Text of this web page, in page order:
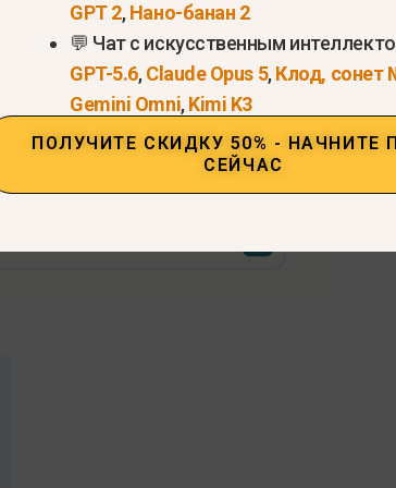
GPT 2,Нано-банан 2
💬 Чат с искусственным
GPT-5.6,Claude Opus 5,Клод, сонет
Gemini Omni,Kimi K3
ПОЛУЧИТЕ СКИДКУ 50% - НАЧНИТЕ
СЕЙЧАС